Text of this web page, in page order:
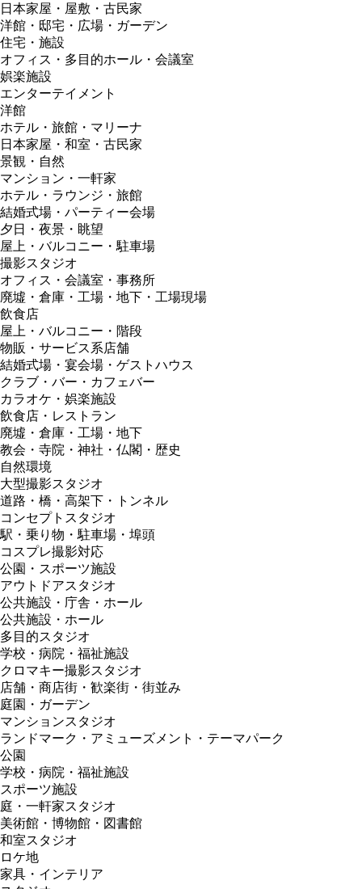
日本家屋・屋敷・古民家
洋館・邸宅・広場・ガーデン
住宅・施設
オフィス・多目的ホール・会議室
娯楽施設
エンターテイメント
洋館
ホテル・旅館・マリーナ
日本家屋・和室・古民家
景観・自然
マンション・一軒家
ホテル・ラウンジ・旅館
結婚式場・パーティー会場
夕日・夜景・眺望
屋上・バルコニー・駐車場
撮影スタジオ
オフィス・会議室・事務所
廃墟・倉庫・工場・地下・工場現場
飲食店
屋上・バルコニー・階段
物販・サービス系店舗
結婚式場・宴会場・ゲストハウス
クラブ・バー・カフェバー
カラオケ・娯楽施設
飲食店・レストラン
廃墟・倉庫・工場・地下
教会・寺院・神社・仏閣・歴史
自然環境
大型撮影スタジオ
道路・橋・高架下・トンネル
コンセプトスタジオ
駅・乗り物・駐車場・埠頭
コスプレ撮影対応
公園・スポーツ施設
アウトドアスタジオ
公共施設・庁舎・ホール
公共施設・ホール
多目的スタジオ
学校・病院・福祉施設
クロマキー撮影スタジオ
店舗・商店街・歓楽街・街並み
庭園・ガーデン
マンションスタジオ
ランドマーク・アミューズメント・テーマパーク
公園
学校・病院・福祉施設
スポーツ施設
庭・一軒家スタジオ
美術館・博物館・図書館
和室スタジオ
ロケ地
家具・インテリア